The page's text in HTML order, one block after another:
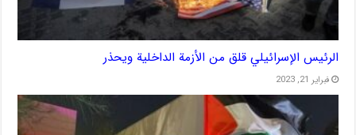
الرئيس الإسرائيلي قلق من الأزمة الداخلية ويحذر
فبراير 21, 2023